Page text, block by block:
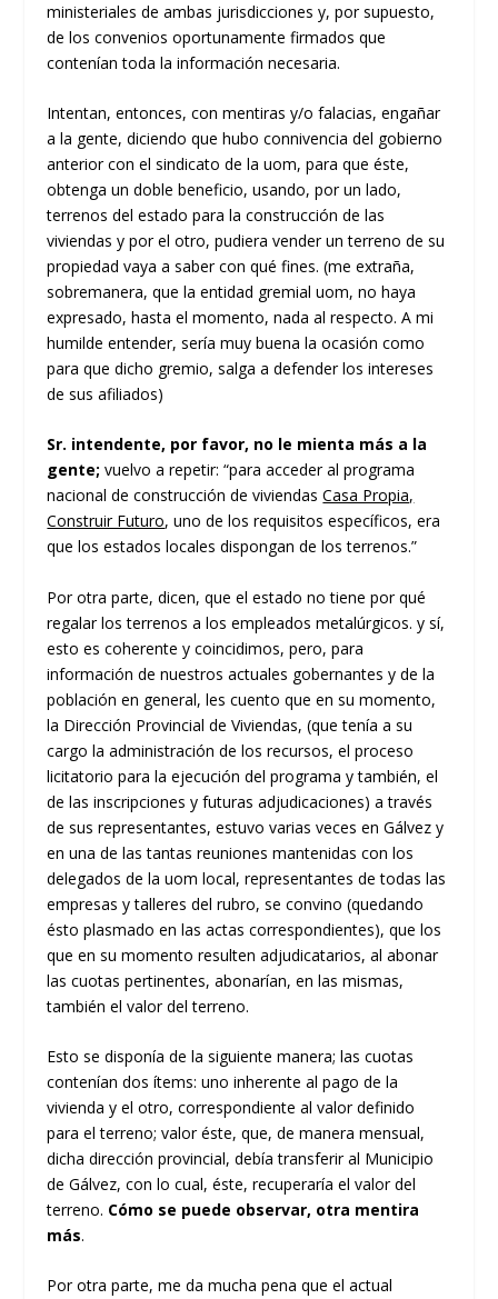
ministeriales de ambas jurisdicciones y, por supuesto,
de los convenios oportunamente firmados que
contenían toda la información necesaria.
Intentan, entonces, con mentiras y/o falacias, engañar
a la gente, diciendo que hubo connivencia del gobierno
anterior con el sindicato de la uom, para que éste,
obtenga un doble beneficio, usando, por un lado,
terrenos del estado para la construcción de las
viviendas y por el otro, pudiera vender un terreno de su
propiedad vaya a saber con qué fines. (me extraña,
sobremanera, que la entidad gremial uom, no haya
expresado, hasta el momento, nada al respecto. A mi
humilde entender, sería muy buena la ocasión como
para que dicho gremio, salga a defender los intereses
de sus afiliados)
Sr. intendente, por favor, no le mienta más a la
gente;vuelvo a repetir: “para acceder al programa
nacional de construcción de viviendasCasa Propia,
Construir Futuro, uno de los requisitos específicos, era
que los estados locales dispongan de los terrenos.”
Por otra parte, dicen, que el estado no tiene por qué
regalar los terrenos a los empleados metalúrgicos. y sí,
esto es coherente y coincidimos, pero, para
información de nuestros actuales gobernantes y de la
población en general, les cuento que en su momento,
la Dirección Provincial de Viviendas, (que tenía a su
cargo la administración de los recursos, el proceso
licitatorio para la ejecución del programa y también, el
de las inscripciones y futuras adjudicaciones) a través
de sus representantes, estuvo varias veces en Gálvez y
en una de las tantas reuniones mantenidas con los
delegados de la uom local, representantes de todas las
empresas y talleres del rubro, se convino (quedando
ésto plasmado en las actas correspondientes), que los
que en su momento resulten adjudicatarios, al abonar
las cuotas pertinentes, abonarían, en las mismas,
también el valor del terreno.
Esto se disponía de la siguiente manera; las cuotas
contenían dos ítems: uno inherente al pago de la
vivienda y el otro, correspondiente al valor definido
para el terreno; valor éste, que, de manera mensual,
dicha dirección provincial, debía transferir al Municipio
de Gálvez, con lo cual, éste, recuperaría el valor del
terreno. Cómo se puede observar, otra mentira
más.
Por otra parte, me da mucha pena que el actual